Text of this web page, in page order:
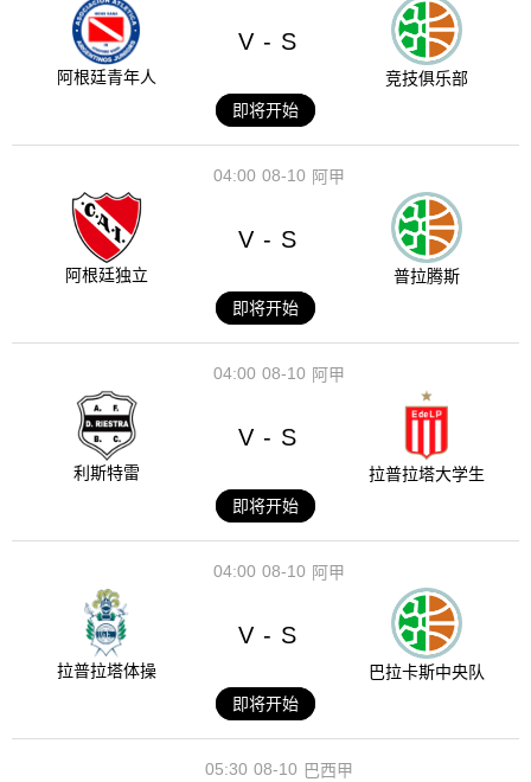
阿根廷青年人
V - S
竞技俱乐部
即将开始
08-10
04:00 阿甲
阿根廷独立
V - S
普拉腾斯
即将开始
08-10
04:00 阿甲
利斯特雷
V - S
拉普拉塔大学生
即将开始
08-10
04:00 阿甲
拉普拉塔体操
V - S
巴拉卡斯中央队
即将开始
08-10
05:30 巴西甲